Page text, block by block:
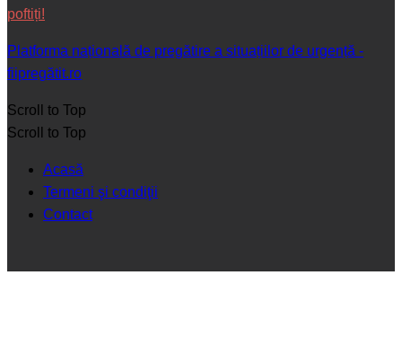
poftiți!
Platforma națională de pregătire a situațiilor de urgență -
fiipregătit.ro
Scroll to Top
Scroll to Top
Acasă
Termeni şi condiţii
Contact